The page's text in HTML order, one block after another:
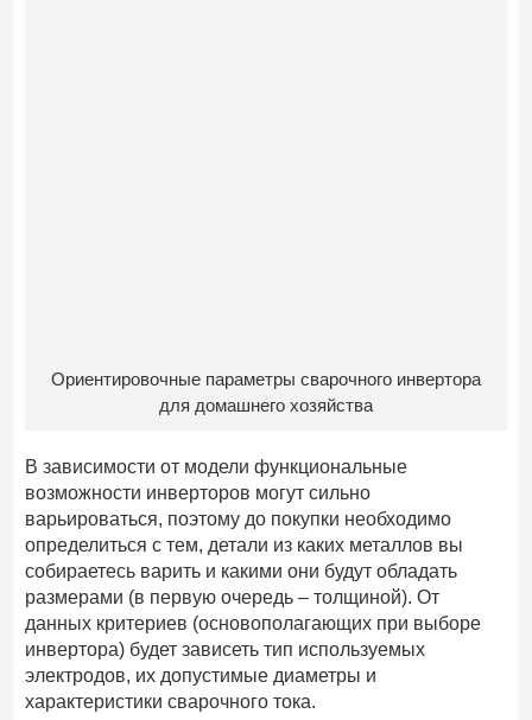
Ориентировочные параметры сварочного инвертора
для домашнего хозяйства
В зависимости от модели функциональные
возможности инверторов могут сильно
варьироваться, поэтому до покупки необходимо
определиться с тем, детали из каких металлов вы
собираетесь варить и какими они будут обладать
размерами (в первую очередь – толщиной). От
данных критериев (основополагающих при выборе
инвертора) будет зависеть тип используемых
электродов, их допустимые диаметры и
характеристики сварочного тока.